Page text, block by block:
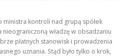
kontroli nad grupą spółek
nieograniczoną władzę w obsadzaniu
płatnych stanowisk i prowadzenia
uznania. Stąd było tylko o krok,